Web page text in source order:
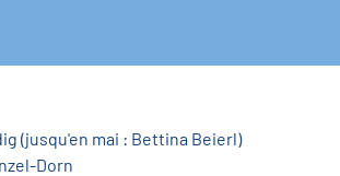
(jusqu'en mai : Bettina Beierl)
Dorn